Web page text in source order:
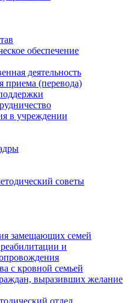
обеспечение
деятельность
приема (перевода)
в учреждении
советы
замещающих семей
и
с кровной семьей
выразивших желание
отдел